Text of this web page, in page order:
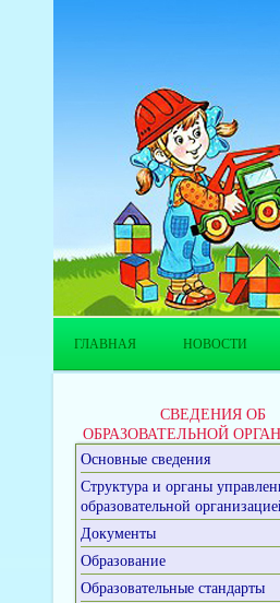
ГЛАВНАЯ НОВОСТИ
СВЕДЕНИЯ ОБ
ОБРАЗОВАТЕЛЬНОЙ
Основные сведения
Структура и органы
образовательной
Документы
Образование
Образовательные стандарты